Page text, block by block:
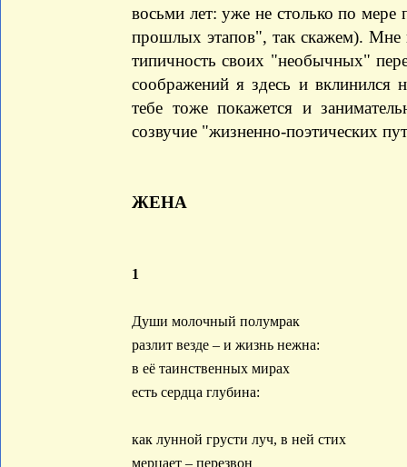
восьми лет: уже не столько по
прошлых этапов", так скажем). Мне
типичность своих "необычных"
соображений я здесь и вклинился
тебе тоже покажется и
созвучие "жизненно-поэтических
ЖЕНА
1
Души молочный полумрак
разлит везде – и жизнь нежна:
в её таинственных мирах
есть сердца глубина:
как лунной грусти луч, в ней стих
мерцает – перезвон